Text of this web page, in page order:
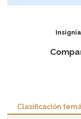
Clasificación